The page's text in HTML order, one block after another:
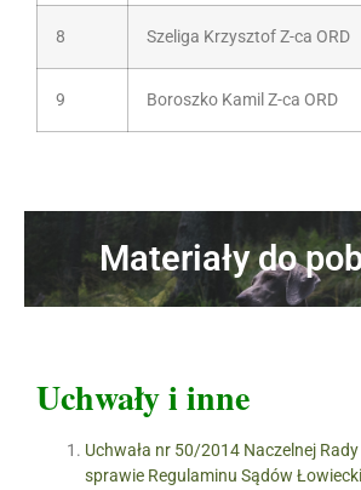
8 Szeliga Krzysztof Z-ca ORD
9 Boroszko Kamil Z-ca ORD
Materiały do
Uchwały i inne
Uchwała nr 50/2014 Naczelnej
sprawie Regulaminu Sądów